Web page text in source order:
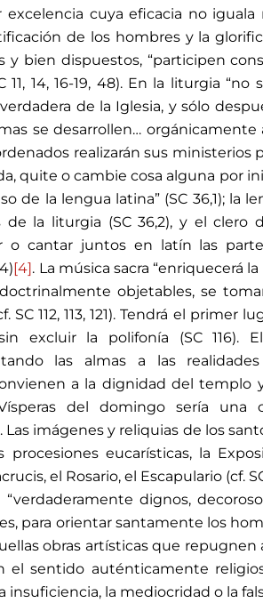
excelencia cuya eficacia no
de los hombres y la
y bien dispuestos, “participen
11, 14, 16-19, 48). En la liturgia
de la Iglesia, y sólo
se desarrollen… orgánicamente
realizarán sus ministerios
quite o cambie cosa alguna por
de la lengua latina” (SC 36,1); la
de la liturgia (SC 36,2), y el clero
o cantar juntos en latín las
[4]. La música sacra “enriquecerá la
objetables, se
SC 112, 113, 121). Tendrá el primer
excluir la polifonía (SC 116).
las almas a las
a la dignidad del templo
Vísperas del domingo sería
Las imágenes y reliquias de los
procesiones eucarísticas, la
el Rosario, el Escapulario (cf.
“verdaderamente dignos,
para orientar santamente los
obras artísticas que repugnen
el sentido auténticamente
insuficiencia, la mediocridad o la